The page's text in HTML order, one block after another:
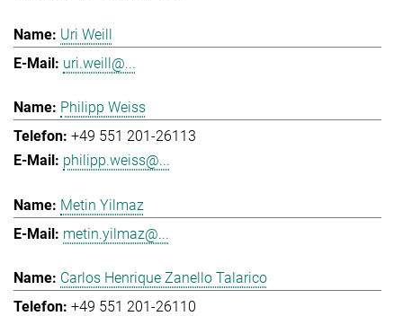
Uri Weill
uri.weill@...
Philipp Weiss
+49 551 201-26113
philipp.weiss@...
Metin Yilmaz
metin.yilmaz@...
Carlos Henrique Zanello Talarico
+49 551 201-26110